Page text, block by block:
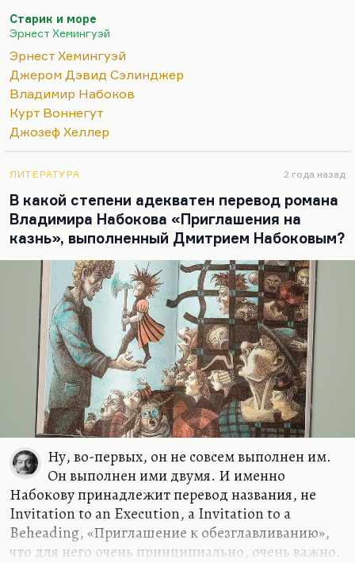
получила. Она не вызвала бы такого восторга.
Понимаете, какая вещь? «Старик и море» написан
в минуты, когда Хемингуэй переживал
последний всплеск гениальности. Все остальное,
что он делал в это время, не годилось никуда.
«Острова в океане», которые так любила
пройденного. Вещь получилась
посмертно издали, там есть…
Старик и море
Эрнест Хемингуэй
Эрнест Хемингуэй
Джером Дэвид Сэлинджер
Владимир Набоков
Курт Воннегут
Джозеф Хеллер
ЛИТЕРАТУРА 2 года назад
В какой степени адекватен перевод романа
Владимира Набокова «Приглашения на
казнь», выполненный Дмитрием Набоковым?
Ну, во-первых, он не совсем выполнен им.
Он выполнен ими двумя. И именно
Набокову принадлежит перевод названия, не
Invitation to an Execution, а Invitation to a
Beheading, «Приглашение к обезглавливанию»,
что для него очень принципиально, очень важно.